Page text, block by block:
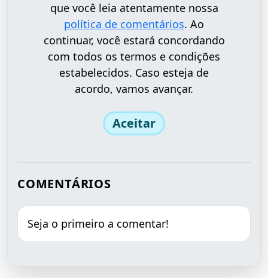
que você leia atentamente nossa
política de comentários. Ao
continuar, você estará concordando
com todos os termos e condições
estabelecidos. Caso esteja de
acordo, vamos avançar.
Aceitar
COMENTÁRIOS
Seja o primeiro a comentar!